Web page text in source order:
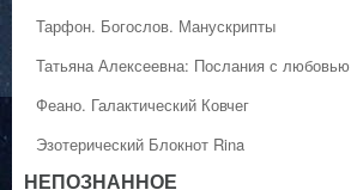
Тарфон. Богослов. Манускрипты
Татьяна Алексеевна: Послания с любовью
Феано. Галактический Ковчег
Эзотерический Блокнот Rina
НЕПОЗНАННОЕ